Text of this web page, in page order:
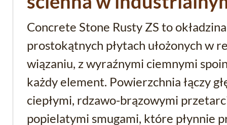
Concrete Stone Rusty ZS to
prostokątnych płytach ułożonych w
wiązaniu, z wyraźnymi ciemnymi
każdy element. Powierzchnia łączy
ciepłymi, rdzawo-brązowymi
popielatymi smugami, które płynnie